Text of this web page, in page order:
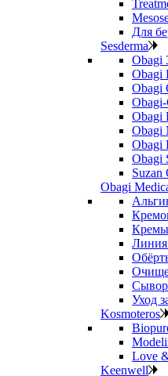
Для
Sesderma
Obagi
Obagi
Obagi
Obagi
Obagi
Obagi
Obagi
Suzan
Obagi
Кремы
Линия
Уход
Kosmoteros
Love
Keenwell